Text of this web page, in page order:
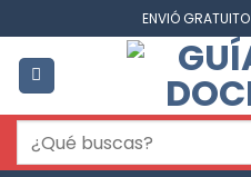
al
contenido
ENVIÓ
Buscar
por: